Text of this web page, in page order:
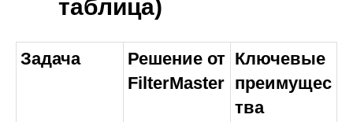
таблица)
Задача
Решение от
FilterMaster
Ключевые
преимущес
тва